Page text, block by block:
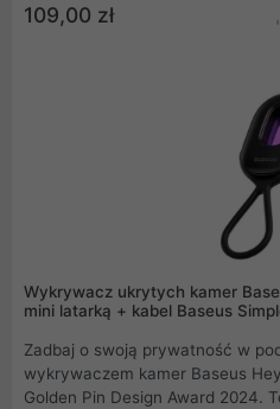
109,00 zł
Wykrywacz ukrytych kamer
mini latarką + kabel Baseus
Zadbaj o swoją prywatność w
wykrywaczem kamer Baseus Heyo Series
Golden Pin Design Award 2024.